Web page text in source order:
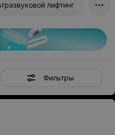
лифтинг
Фильтры